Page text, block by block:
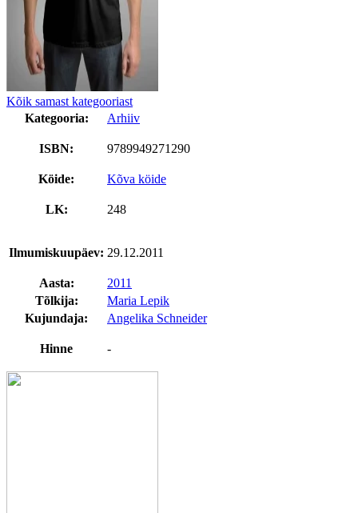
Kõik samast kategooriast
Kategooria:
Arhiiv
ISBN: 9789949271290
Köide: Kõva köide
LK: 248
Ilmumiskuupäev: 29.12.2011
Aasta:
2011
Tõlkija:
Maria Lepik
Kujundaja:
Angelika Schneider
Hinne -